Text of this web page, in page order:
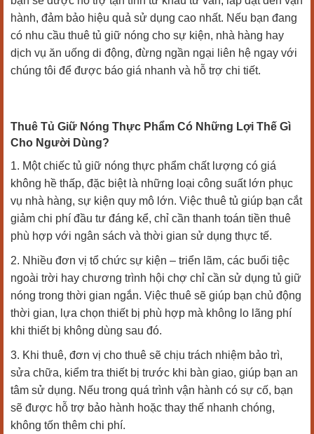
hành, đảm bảo hiệu quả sử dụng cao nhất. Nếu bạn đang
có nhu cầu thuê tủ giữ nóng cho sự kiện, nhà hàng hay
dịch vụ ăn uống di động, đừng ngần ngại liên hệ ngay với
chúng tôi để được báo giá nhanh và hỗ trợ chi tiết.
Thuê Tủ Giữ Nóng Thực Phẩm Có Những Lợi Thế Gì
Cho Người Dùng?
1. Một chiếc tủ giữ nóng thực phẩm chất lượng có giá
không hề thấp, đặc biệt là những loại công suất lớn phục
vụ nhà hàng, sự kiện quy mô lớn. Việc thuê tủ giúp bạn cắt
giảm chi phí đầu tư đáng kể, chỉ cần thanh toán tiền thuê
phù hợp với ngân sách và thời gian sử dụng thực tế.
2. Nhiều đơn vị tổ chức sự kiện – triển lãm, các buổi tiệc
ngoài trời hay chương trình hội chợ chỉ cần sử dụng tủ giữ
nóng trong thời gian ngắn. Việc thuê sẽ giúp bạn chủ động
thời gian, lựa chọn thiết bị phù hợp mà không lo lãng phí
khi thiết bị không dùng sau đó.
3. Khi thuê, đơn vị cho thuê sẽ chịu trách nhiệm bảo trì,
sửa chữa, kiểm tra thiết bị trước khi bàn giao, giúp bạn an
tâm sử dụng. Nếu trong quá trình vận hành có sự cố, bạn
sẽ được hỗ trợ bảo hành hoặc thay thế nhanh chóng,
không tốn thêm chi phí.